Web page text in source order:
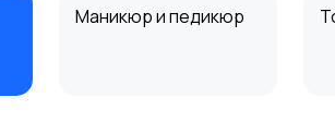
Маникюр и педикюр